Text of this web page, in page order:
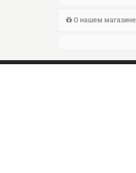
О нашем магазине